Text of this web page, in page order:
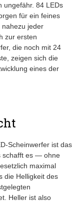
ungefähr. 84 LEDs
für ein feines
nahezu jeder
zur ersten
die noch mit 24
zeigen sich die
eines der
Scheinwerfer ist das
schafft es — ohne
maximal
die Helligkeit des
Heller ist also